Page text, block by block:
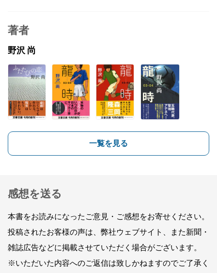
著者
野沢 尚
一覧を見る
感想を送る
本書をお読みになったご意見・ご感想をお寄せください。
投稿されたお客様の声は、弊社ウェブサイト、また新聞・
雑誌広告などに掲載させていただく場合がございます。
※いただいた内容へのご返信は致しかねますのでご了承く